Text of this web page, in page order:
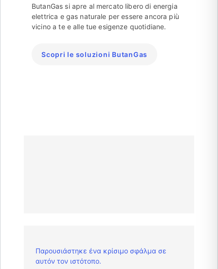
ButanGas si apre al mercato libero di energia
elettrica e gas naturale per essere ancora più
vicino a te e alle tue esigenze quotidiane.
Scopri le soluzioni ButanGas
Παρουσιάστηκε ένα κρίσιμο σφάλμα σε
αυτόν τον ιστότοπο.